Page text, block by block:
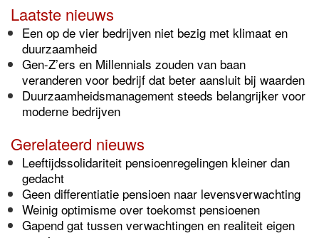
Laatste nieuws
Een op de vier bedrijven niet bezig met klimaat en
duurzaamheid
Gen-Z’ers en Millennials zouden van baan
veranderen voor bedrijf dat beter aansluit bij waarden
Duurzaamheidsmanagement steeds belangrijker voor
moderne bedrijven
Gerelateerd nieuws
Leeftijdssolidariteit pensioenregelingen kleiner dan
gedacht
Geen differentiatie pensioen naar levensverwachting
Weinig optimisme over toekomst pensioenen
Gapend gat tussen verwachtingen en realiteit eigen